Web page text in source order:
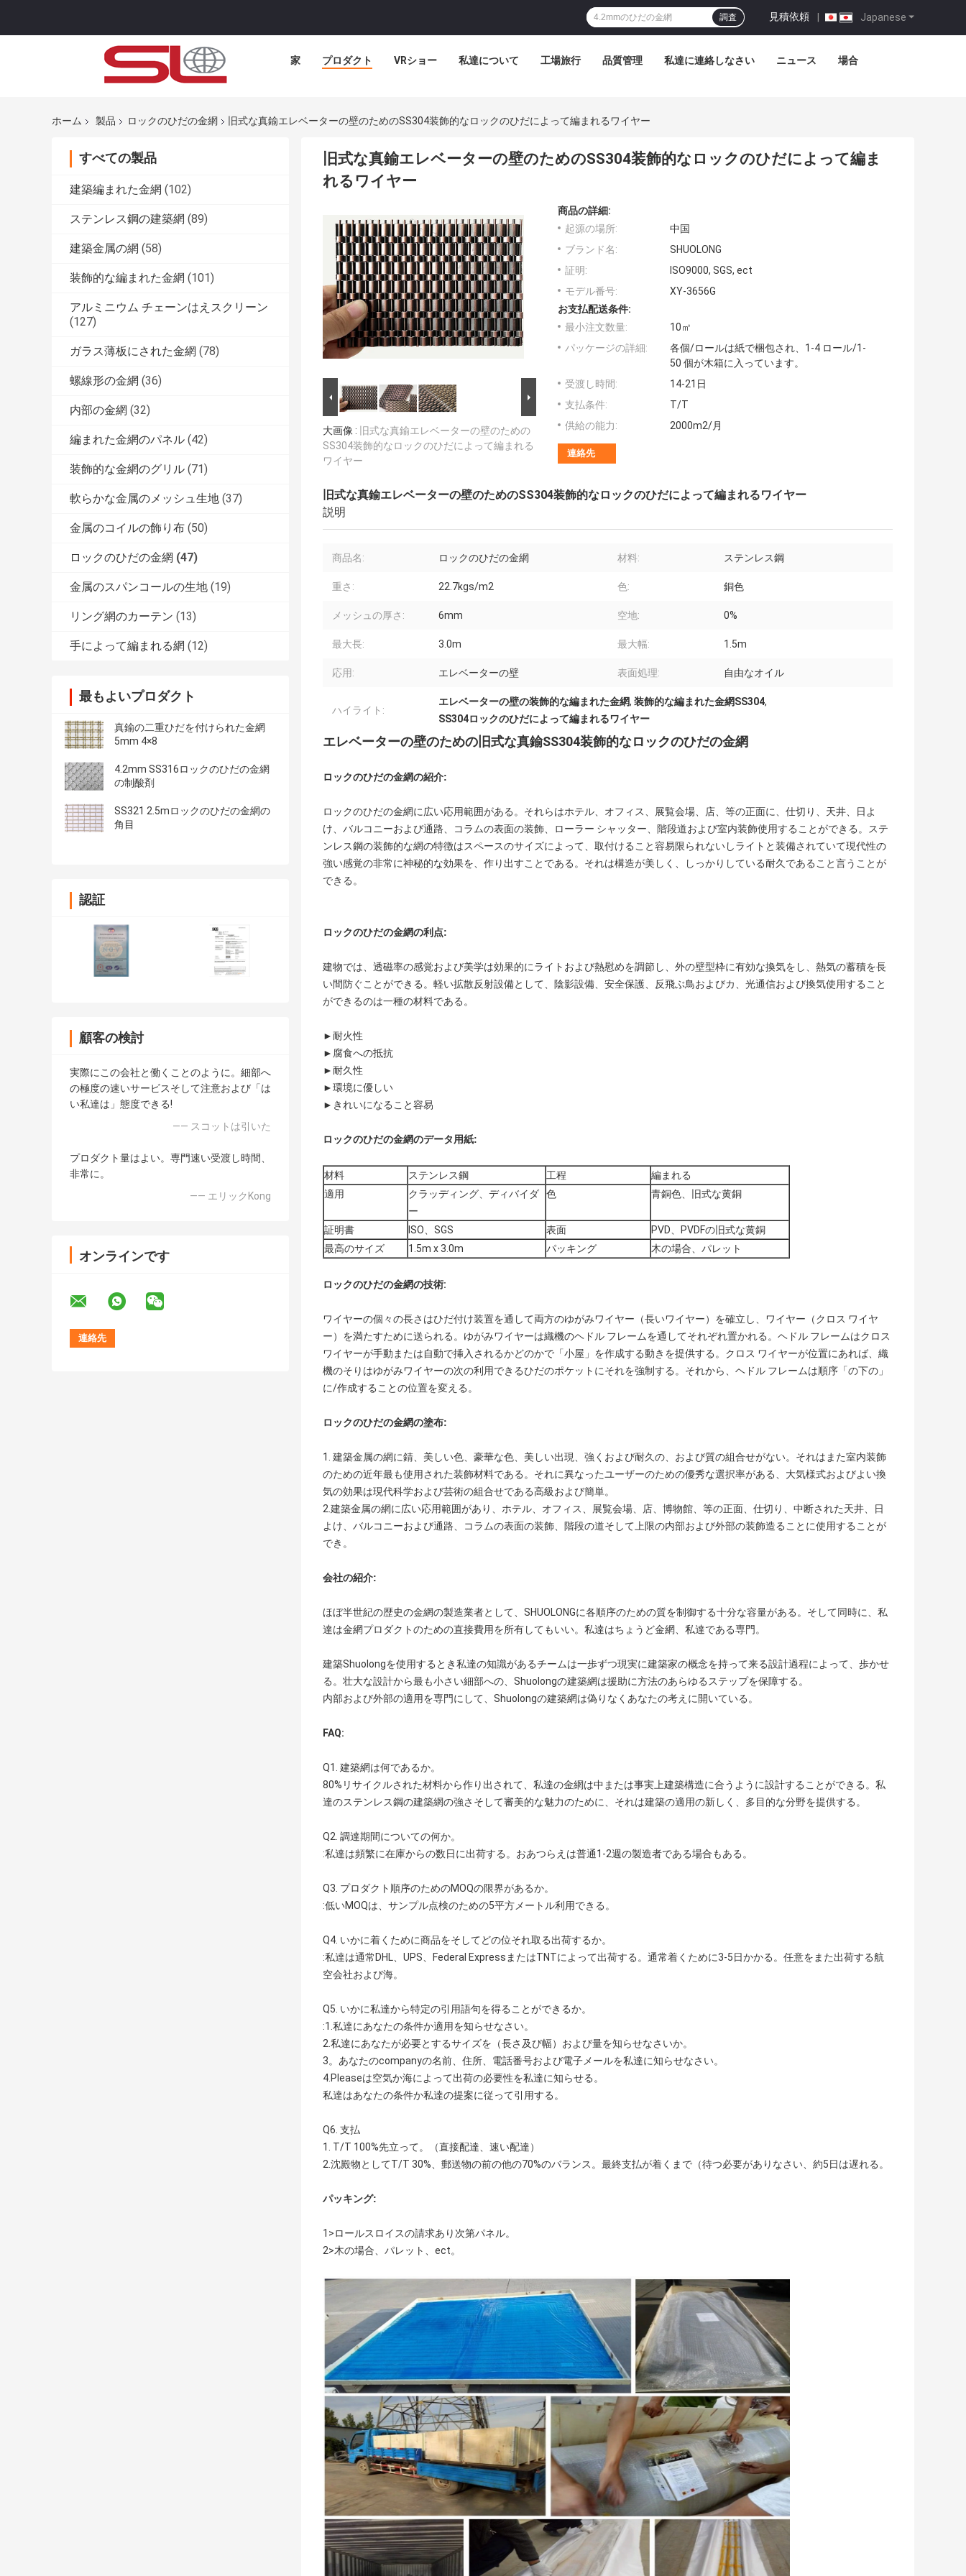
Japanese
見積依頼 |
調査
家 プロダクト VRショー 私達について 工場旅行 品質管理 私達に連絡しなさい ニュース 場合
ホーム 製品 ロックのひだの金網 旧式な真鍮エレベーターの壁のためのSS304装飾的なロックのひだによって編まれるワイヤー
すべての製品
建築編まれた金網 (102)
ステンレス鋼の建築網 (89)
建築金属の網 (58)
装飾的な編まれた金網 (101)
アルミニウム チェーンはえスクリーン
(127)
ガラス薄板にされた金網 (78)
螺線形の金網 (36)
内部の金網 (32)
編まれた金網のパネル (42)
装飾的な金網のグリル (71)
軟らかな金属のメッシュ生地 (37)
金属のコイルの飾り布 (50)
ロックのひだの金網 (47)
金属のスパンコールの生地 (19)
リング網のカーテン (13)
手によって編まれる網 (12)
最もよいプロダクト
真鍮の二重ひだを付けられた金網
5mm 4×8
4.2mm SS316ロックのひだの金網
の制酸剤
SS321 2.5mロックのひだの金網の
角目
認証
顧客の検討
実際にこの会社と働くことのように。細部へ
の極度の速いサービスそして注意および「は
い私達は」態度できる!
—— スコットは引いた
プロダクト量はよい。専門速い受渡し時間、
非常に。
—— エリックKong
オンラインです
旧式な真鍮エレベーターの壁のためのSS304装飾的なロックのひだによって編ま
れるワイヤー
大画像 : 旧式な真鍮エレベーターの壁のための
SS304装飾的なロックのひだによって編まれる
ワイヤー
商品の詳細:
起源の場所:
中国
ブランド名:
SHUOLONG
証明:
ISO9000, SGS, ect
モデル番号:
XY-3656G
お支払配送条件:
最小注文数量:
10㎡
パッケージの詳細:
各個/ロールは紙で梱包され、1-4 ロール/1-
50 個が木箱に入っています。
受渡し時間:
14-21日
支払条件:
T/T
供給の能力:
2000m2/月
連絡先
旧式な真鍮エレベーターの壁のためのSS304装飾的なロックのひだによって編まれるワイヤー
説明
商品名: ロックのひだの金網 材料: ステンレス鋼
重さ: 22.7kgs/m2 色: 銅色
メッシュの厚さ: 6mm 空地: 0%
最大長: 3.0m 最大幅: 1.5m
応用: エレベーターの壁 表面処理: 自由なオイル
ハイライト:
エレベーターの壁の装飾的な編まれた金網, 装飾的な編まれた金網SS304,
SS304ロックのひだによって編まれるワイヤー
エレベーターの壁のための旧式な真鍮SS304装飾的なロックのひだの金網
ロックのひだの金網の紹介:
ロックのひだの金網に広い応用範囲がある。それらはホテル、オフィス、展覧会場、店、等の正面に、仕切り、天井、日よ
け、バルコニーおよび通路、コラムの表面の装飾、ローラー シャッター、階段道および室内装飾使用することができる。ステ
ンレス鋼の装飾的な網の特徴はスペースのサイズによって、取付けること容易限られないしライトと装備されていて現代性の
強い感覚の非常に神秘的な効果を、作り出すことである。それは構造が美しく、しっかりしている耐久であること言うことが
できる。
ロックのひだの金網の利点:
建物では、透磁率の感覚および美学は効果的にライトおよび熱慰めを調節し、外の壁型枠に有効な換気をし、熱気の蓄積を長
い間防ぐことができる。軽い拡散反射設備として、陰影設備、安全保護、反飛ぶ鳥およびカ、光通信および換気使用すること
ができるのは一種の材料である。
►耐火性
►腐食への抵抗
►耐久性
►環境に優しい
►きれいになること容易
ロックのひだの金網のデータ用紙:
材料 ステンレス鋼 工程
編まれる
適用
クラッディング、ディバイダ
ー
色 青銅色、旧式な黄銅
証明書 ISO、SGS 表面
PVD、PVDFの旧式な黄銅
最高のサイズ
1.5m x 3.0m パッキング 木の場合、パレット
ロックのひだの金網の技術:
ワイヤーの個々の長さはひだ付け装置を通して両方のゆがみワイヤー（長いワイヤー）を確立し、ワイヤー（クロス ワイヤ
ー）を満たすために送られる。ゆがみワイヤーは織機のヘドル フレームを通してそれぞれ置かれる。ヘドル フレームはクロス
ワイヤーが手動または自動で挿入されるかどのかで「小屋」を作成する動きを提供する。クロス ワイヤーが位置にあれば、織
機のそりはゆがみワイヤーの次の利用できるひだのポケットにそれを強制する。それから、ヘドル フレームは順序「の下の」
に/作成することの位置を変える。
ロックのひだの金網の塗布:
1. 建築金属の網に錆、美しい色、豪華な色、美しい出現、強くおよび耐久の、および質の組合せがない。それはまた室内装飾
のための近年最も使用された装飾材料である。それに異なったユーザーのための優秀な選択率がある、大気様式およびよい換
気の効果は現代科学および芸術の組合せである高級および簡単。
2.建築金属の網に広い応用範囲があり、ホテル、オフィス、展覧会場、店、博物館、等の正面、仕切り、中断された天井、日
よけ、バルコニーおよび通路、コラムの表面の装飾、階段の道そして上限の内部および外部の装飾造ることに使用することが
でき。
会社の紹介:
ほぼ半世紀の歴史の金網の製造業者として、SHUOLONGに各順序のための質を制御する十分な容量がある。そして同時に、私
達は金網プロダクトのための直接費用を所有してもいい。私達はちょうど金網、私達である専門。
建築Shuolongを使用するとき私達の知識があるチームは一歩ずつ現実に建築家の概念を持って来る設計過程によって、歩かせ
る。壮大な設計から最も小さい細部への、Shuolongの建築網は援助に方法のあらゆるステップを保障する。
内部および外部の適用を専門にして、Shuolongの建築網は偽りなくあなたの考えに開いている。
FAQ:
Q1. 建築網は何であるか。
80%リサイクルされた材料から作り出されて、私達の金網は中または事実上建築構造に合うように設計することができる。私
達のステンレス鋼の建築網の強さそして審美的な魅力のために、それは建築の適用の新しく、多目的な分野を提供する。
Q2. 調達期間についての何か。
:私達は頻繁に在庫からの数日に出荷する。おあつらえは普通1-2週の製造者である場合もある。
Q3. プロダクト順序のためのMOQの限界があるか。
:低いMOQは、サンプル点検のための5平方メートル利用できる。
Q4. いかに着くために商品をそしてどの位それ取る出荷するか。
:私達は通常DHL、UPS、Federal ExpressまたはTNTによって出荷する。通常着くために3-5日かかる。任意をまた出荷する航
空会社および海。
Q5. いかに私達から特定の引用語句を得ることができるか。
:1.私達にあなたの条件か適用を知らせなさい。
2.私達にあなたが必要とするサイズを（長さ及び幅）および量を知らせなさいか。
3。あなたのcompanyの名前、住所、電話番号および電子メールを私達に知らせなさい。
4.Pleaseは空気か海によって出荷の必要性を私達に知らせる。
私達はあなたの条件か私達の提案に従って引用する。
Q6. 支払
1. T/T 100%先立って。（直接配達、速い配達）
2.沈殿物としてT/T 30%、郵送物の前の他の70%のバランス。最終支払が着くまで（待つ必要がありなさい、約5日は遅れる。
パッキング:
1>ロールスロイスの請求あり次第パネル。
2>木の場合、パレット、ect。